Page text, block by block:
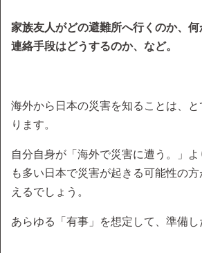
家族友人がどの避難所へ行くのか、
連絡手段はどうするのか、など。
海外から日本の災害を知ることは、
ります。
自分自身が「海外で災害に遭う。」
も多い日本で災害が起きる可能性の
えるでしょう。
あらゆる「有事」を想定して、準備し